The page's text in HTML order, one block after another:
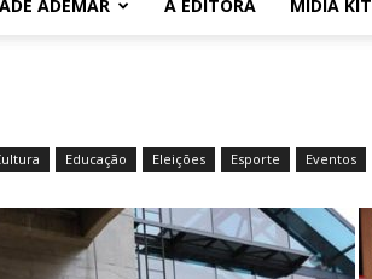
ADEMAR A EDITORA MÍDIA KIT
Educação Eleições Esporte Eventos